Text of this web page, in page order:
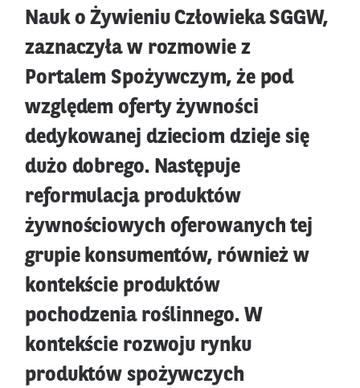
Nauk o Żywieniu Człowieka SGGW,
zaznaczyła w rozmowie z
Portalem Spożywczym, że pod
względem oferty żywności
dedykowanej dzieciom dzieje się
dużo dobrego. Następuje
reformulacja produktów
żywnościowych oferowanych tej
grupie konsumentów, również w
kontekście produktów
pochodzenia roślinnego. W
kontekście rozwoju rynku
produktów spożywczych